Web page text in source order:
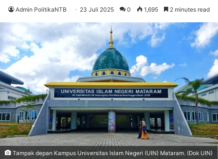
Admin PolitikaNTB 23 Juli 2025 0 1,695 2 minutes read
Tampak depan Kampus Universitas Islam Negeri (UIN) Mataram. (Dok UIN)